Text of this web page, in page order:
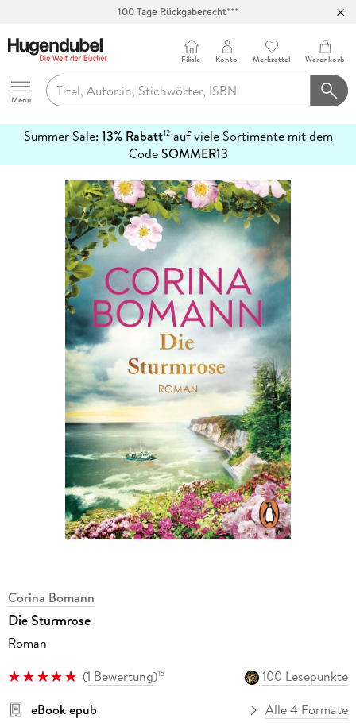
100 Tage Rückgaberecht***
Hugendubel
Menu
Filiale Konto Merkzettel Warenkorb
Summer Sale: 13% Rabatt12auf viele Sortimente mit dem
CodeSOMMER13
erfahren
Corina Bomann
Die Sturmrose
Roman
(1 Bewertung)15
100 Lesepunkte
eBook epub
Alle 4 Formate